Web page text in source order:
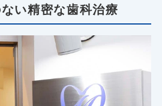
い精密な歯科治療